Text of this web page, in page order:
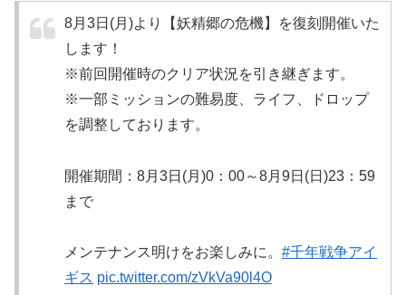
8月3日(月)より【妖精郷の危機】を復刻開催いた
します！
※前回開催時のクリア状況を引き継ぎます。
※一部ミッションの難易度、ライフ、ドロップ
を調整しております。
開催期間：8月3日(月)0：00～8月9日(日)23：59
まで
メンテナンス明けをお楽しみに。 #千年戦争アイ
ギス pic.twitter.com/zVkVa90l4O